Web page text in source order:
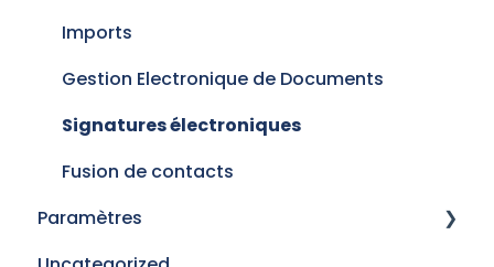
Campagnes
Imports
Gestion Electronique de Documents
Signatures électroniques
Fusion de contacts
Paramètres